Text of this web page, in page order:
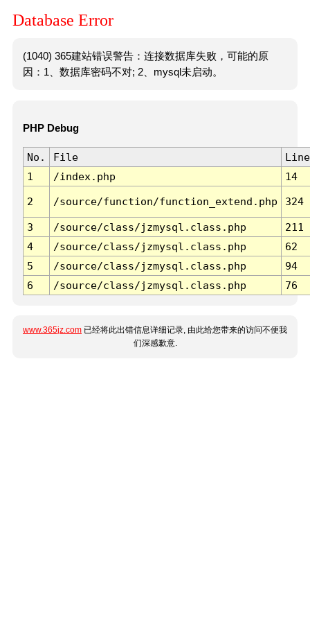
Database Error
(1040) 365建站错误警告：连接数据库失败，可能的原
因：1、数据库密码不对; 2、mysql未启动。
PHP Debug
No. File
Line
1
/index.php 14
2 /source/function/function_extend.php 324
3 /source/class/jzmysql.class.php
211
4
/source/class/jzmysql.class.php
62
5
/source/class/jzmysql.class.php
94
6
/source/class/jzmysql.class.php 76
www.365jz.com 已经将此出错信息详细记录, 由此给您带来的访问不便我
们深感歉意.